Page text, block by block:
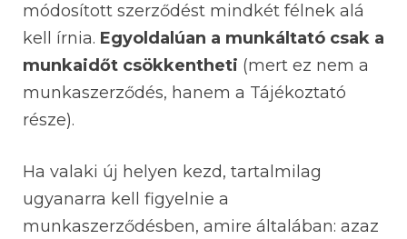
módosított szerződést mindkét félnek alá
kell írnia. Egyoldalúan a munkáltató csak a
munkaidőt csökkentheti (mert ez nem a
munkaszerződés, hanem a Tájékoztató
része).
Ha valaki új helyen kezd, tartalmilag
ugyanarra kell figyelnie a
munkaszerződésben, amire általában: azaz